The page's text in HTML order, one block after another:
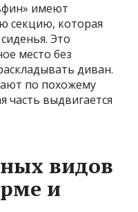
имеют
секцию, которая
Это
место без
диван.
по похожему
выдвигается
видов
и